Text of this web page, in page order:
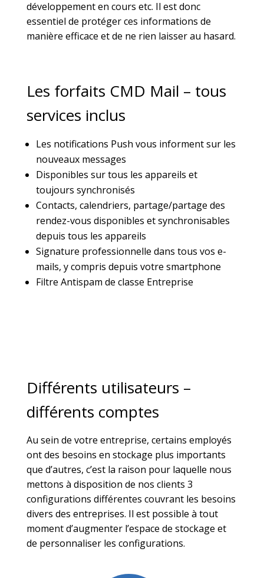
développement en cours etc. Il est donc
essentiel de protéger ces informations de
manière efficace et de ne rien laisser au hasard.
Les forfaits CMD Mail – tous
services inclus
Les notifications Push vous informent sur les
nouveaux messages
Disponibles sur tous les appareils et
toujours synchronisés
Contacts, calendriers, partage/partage des
rendez-vous disponibles et synchronisables
depuis tous les appareils
Signature professionnelle dans tous vos e-
mails, y compris depuis votre smartphone
Filtre Antispam de classe Entreprise
Différents utilisateurs –
différents comptes
Au sein de votre entreprise, certains employés
ont des besoins en stockage plus importants
que d’autres, c’est la raison pour laquelle nous
mettons à disposition de nos clients 3
configurations différentes couvrant les besoins
divers des entreprises. Il est possible à tout
moment d’augmenter l’espace de stockage et
de personnaliser les configurations.